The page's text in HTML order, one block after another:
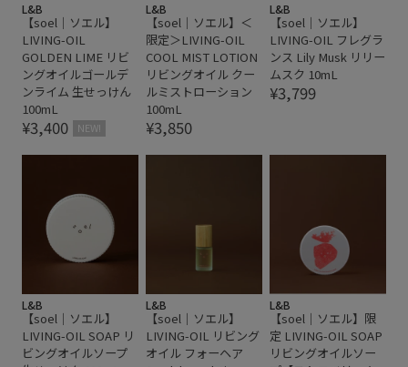
L&B
【soel｜ソエル】
LIVING-OIL
GOLDEN LIME リビ
ングオイルゴールデ
ンライム 生せっけん
100mL
¥3,400 NEW!
L&B
【soel｜ソエル】＜
限定＞LIVING-OIL
COOL MIST LOTION
リビングオイル クー
ルミストローション
100mL
¥3,850
L&B
【soel｜ソエル】
LIVING-OIL フレグラ
ンス Lily Musk リリー
ムスク 10mL
¥3,799
L&B
【soel｜ソエル】
LIVING-OIL SOAP リ
ビングオイルソープ
L&B
【soel｜ソエル】
LIVING-OIL リビング
オイル フォーヘア
L&B
【soel｜ソエル】限
定 LIVING-OIL SOAP
リビングオイルソー